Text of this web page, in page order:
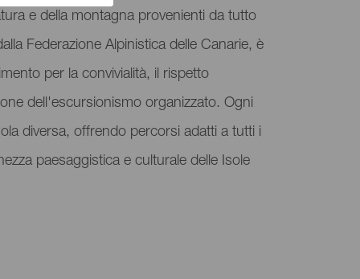
e della montagna provenienti da tutto
Federazione Alpinistica delle Canarie, è
per la convivialità, il rispetto
dell'escursionismo organizzato. Ogni
diversa, offrendo percorsi adatti a tutti i
paesaggistica e culturale delle Isole